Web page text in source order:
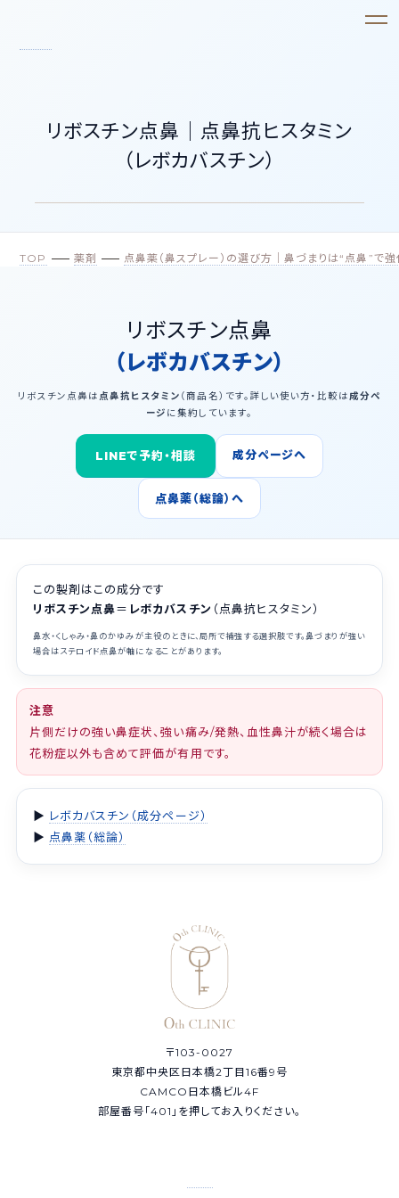
リボスチン点鼻｜点鼻抗ヒスタミン
（レボカバスチン）
TOP 薬剤 点鼻薬（鼻スプレー）の選び方｜鼻づまりは“点鼻”で
リボスチン点鼻
（レボカバスチン）
リボスチン点鼻は 点鼻抗ヒスタミン （商品名）です。詳しい使い方・比較は成分ペ
ージ に集約しています。
LINEで予約・相談 成分ページへ
点鼻薬（総論）へ
この製剤はこの成分です
リボスチン点鼻＝ レボカバスチン （点鼻抗ヒスタミン）
鼻水・くしゃみ・鼻のかゆみが主役のときに、局所で補強する選択肢です。鼻づまりが強い
場合はステロイド点鼻が軸になることがあります。
注意
片側だけの強い鼻症状、強い痛み/発熱、血性鼻汁が続く場合は
花粉症以外も含めて評価が有用です。
▶ レボカバスチン（成分ページ）
▶ 点鼻薬（総論）
〒103-0027
東京都中央区日本橋2丁目16番9号
CAMCO日本橋ビル4F
部屋番号「401」を押してお入りください。